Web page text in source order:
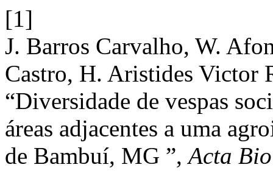
[1]
J. Barros Carvalho, W.
Castro, H. Aristides Victor
“Diversidade de vespas
áreas adjacentes a uma
de Bambuí, MG ”,Acta